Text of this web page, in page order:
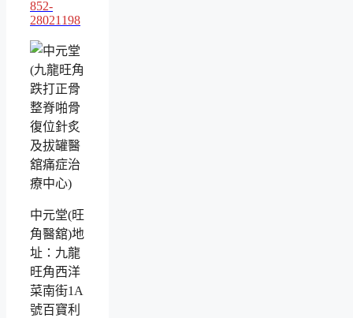
852-
28021198
中元堂(旺
角醫舘)地
址：九龍
旺角西洋
菜南街1A
號百寶利